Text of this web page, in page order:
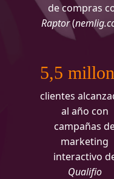
de compras
Raptor(
5,5
clientes
al año con
campañas
marketing
interactivo
Qualifio